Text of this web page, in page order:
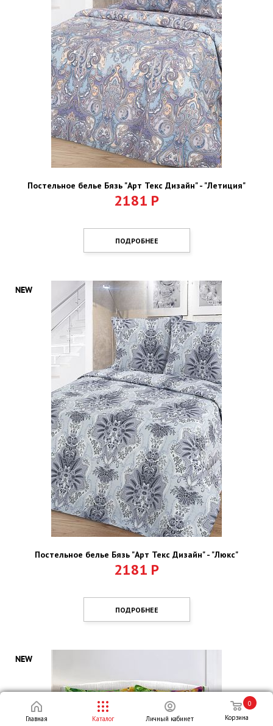
Постельное белье Бязь "Арт Текс Дизайн" - "Летиция"
2181 Р
ПОДРОБНЕЕ
Постельное белье Бязь "Арт Текс Дизайн" - "Люкс"
2181 Р
ПОДРОБНЕЕ
Главная Каталог Личный кабинет
0
Корзина